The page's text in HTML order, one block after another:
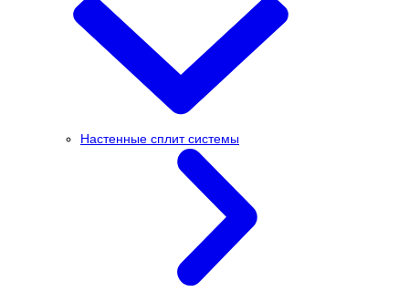
Настенные сплит системы